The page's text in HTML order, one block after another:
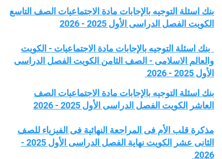
بنك اسئلة التوجيه بالإجابات مادة الاجتماعيات الصف التاسع
الكويت الفصل الدراسى الأول 2025 - 2026
بنك اسئلة التوجيه بالإجابات مادة الاجتماعيات - الكويت
والعالم الاسلامى - الصف الثامن الكويت الفصل الدراسى
الأول 2025 - 2026
بنك اسئلة التوجيه بالإجابات مادة الاجتماعيات الصف
العاشر الكويت الفصل الدراسى الأول 2025 - 2026
مذكرة قلب الأم فى المراجعة النهائية فى الفيزياء للصف
الثانى عشر الكويت نهاية الفصل الدراسى الأول 2025 -
2026